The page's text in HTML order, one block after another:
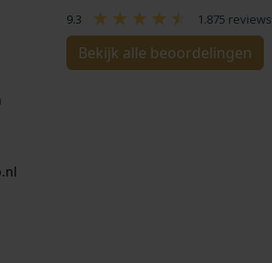
9.3 1.875 reviews
Bekijk alle beoordelingen